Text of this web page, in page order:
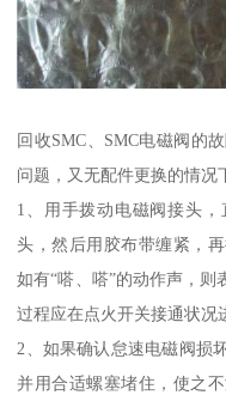
回收SMC、SMC电磁阀的
问题，又无配件更换的情况
1、用手拨动电磁阀接头
头，然后用胶布带缠紧，
如有“嗒、嗒”的动作声，
过程应在点火开关接通状况
2、如果确认怠速电磁阀损
并用合适螺塞堵住，使之